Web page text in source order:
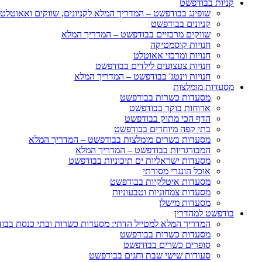
קניות בבודפשט
שופינג בבודפשט – המדריך המלא לקניונים, שווקים
קניונים בבודפשט
שווקים מרכזיים בבודפשט – המדריך המלא
חנויות קוסמטיקה
חנויות ומרכזי אאוטלט
חנויות צעצועים לילדים בבודפשט
חנויות וינטג' בבודפשט – המדריך המלא
מסעדות מומלצות
מסעדות כשרות בבודפשט
ארוחות בוקר בבודפשט
הדף הכי מתוק בבודפשט
בתי קפה מיוחדים בבודפשט
מסעדות בשרים מומלצות בבודפשט – המדריך המלא
המבורגריות בבודפשט – המדריך המלא
מסעדות ישראליות ים תיכוניות בבודפשט
אוכל הונגרי מסורתי
מסעדות איטלקיות בבודפשט
מסעדות צמחוניות וטבעוניות
מסעדות מישלן
בודפשט למהדרין
המדריך המלא למטייל הדתי: מסעדות כשרות ובתי כנסת
מסעדות כשרות בבודפשט
סופרים כשרים בבודפשט
סעודות שישי שבת וחגים בבודפשט